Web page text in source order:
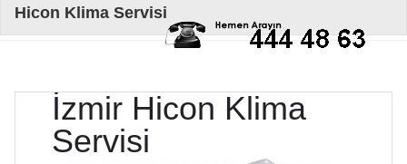
Hicon Klima Servisi
İzmir Hicon Klima
Servisi